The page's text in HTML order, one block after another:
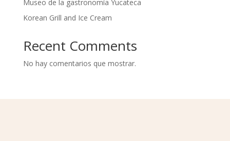
Museo de la gastronomía Yucateca
Korean Grill and Ice Cream
Recent Comments
No hay comentarios que mostrar.